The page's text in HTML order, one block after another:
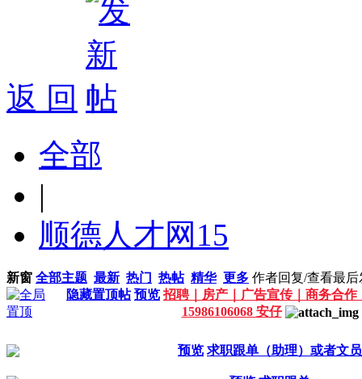
返 回
全部
|
顺德人才网 15
新窗 全部主题 最新 热门 热帖 精华 更多 作者回复/查看最后
隐藏置顶帖 预览 招聘｜房产｜广告宣传｜商务合作
15986106068 安仔
预览 求职跟单（助理）或者文员